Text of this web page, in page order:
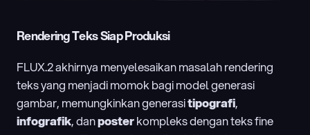
Rendering Teks Siap Produksi
FLUX.2 akhirnya menyelesaikan masalah rendering
teks yang menjadi momok bagi model generasi
gambar, memungkinkan generasi tipografi
infografik, dan poster kompleks dengan teks fine